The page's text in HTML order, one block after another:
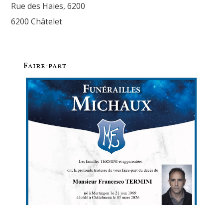
Rue des Haies, 6200
6200 Châtelet
Faire-part